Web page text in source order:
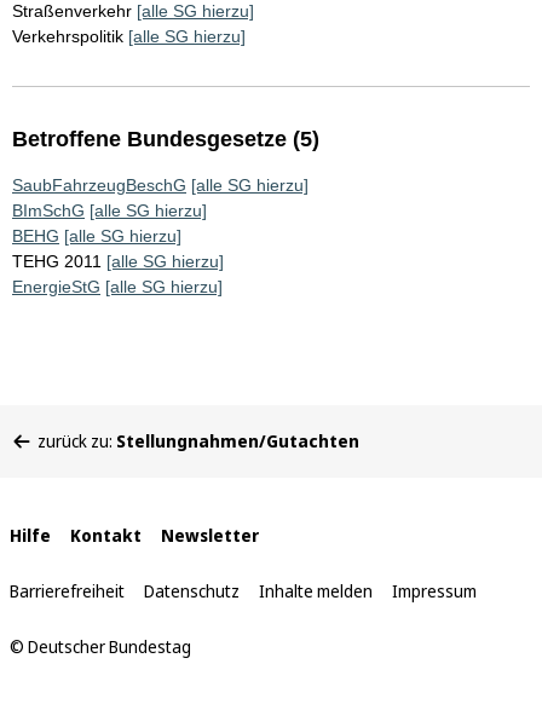
Straßenverkehr [alle SG hierzu]
Verkehrspolitik [alle SG hierzu]
Betroffene Bundesgesetze (5)
SaubFahrzeugBeschG [alle SG hierzu]
BImSchG [alle SG hierzu]
BEHG [alle SG hierzu]
TEHG 2011 [alle SG hierzu]
EnergieStG [alle SG hierzu]
befinden
zurück zu: Stellungnahmen/Gutachten
Interne
Links
Hilfe Kontakt Newsletter
Barrierefreiheit Datenschutz Inhalte melden Impressum
© Deutscher Bundestag